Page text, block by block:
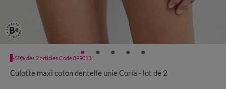
-50% dès 2 articles Code 899013
Culotte maxi coton dentelle unie Coria - lot de 2